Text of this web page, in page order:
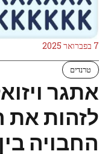
7 בפברואר 2025
טרנדים
אתגר